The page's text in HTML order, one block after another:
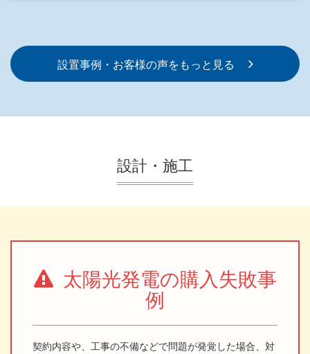
設置事例・お客様の声をもっと見る
設計・施工
太陽光発電の購入失敗事
例
契約内容や、工事の不備などで問題が発覚した場合、対